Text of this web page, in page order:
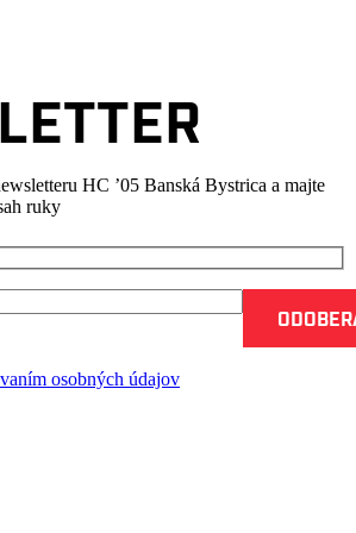
HC ’05 Banská Bystrica a majte
ruky
osobných údajov